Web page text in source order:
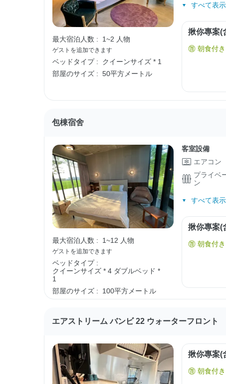
最大宿泊人数 : 1~2 人物
ゲストを追加できます
ベッドタイプ :
クイーンサイズ * 1
部屋のサイズ : 50平方メートル
すべて表示
揪你專案(
朝食付き
包棟宿舍
最大宿泊人数 : 1~12 人物
ゲストを追加できます
ベッドタイプ :
クイーンサイズ * 4 ダブルベッド *
1
部屋のサイズ :
100平方メートル
客室設備
エアコン
プライベ
ン
すべて表示
揪你專案(
朝食付き
エアストリーム バンビ 22 ウォーターフロント
揪你專案(
朝食付き